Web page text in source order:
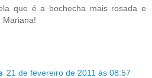
que é a bochecha mais rosada e
Mariana!
21 de fevereiro de 2011 às 08:57